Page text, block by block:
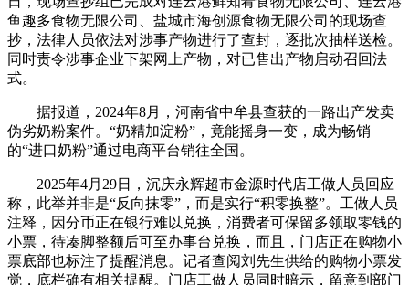
鱼趣多食物无限公司、盐城市海创源食物无限公司的现场查
抄，法律人员依法对涉事产物进行了查封，逐批次抽样送检。
同时责令涉事企业下架网上产物，对已售出产物启动召回法
式。
据报道，2024年8月，河南省中牟县查获的一路出产发卖
伪劣奶粉案件。“奶精加淀粉”，竟能摇身一变，成为畅销
的“进口奶粉”通过电商平台销往全国。
2025年4月29日，沉庆永辉超市金源时代店工做人员回应
称，此举并非是“反向抹零”，而是实行“积零换整”。工做人员
注释，因分币正在银行难以兑换，消费者可保留多领取零钱的
小票，待凑脚整额后可至办事台兑换，而且，门店正在购物小
票底部也标注了提醒消息。记者查阅刘先生供给的购物小票发
觉，底栏确有相关提醒。门店工做人员同时暗示，留意到部门